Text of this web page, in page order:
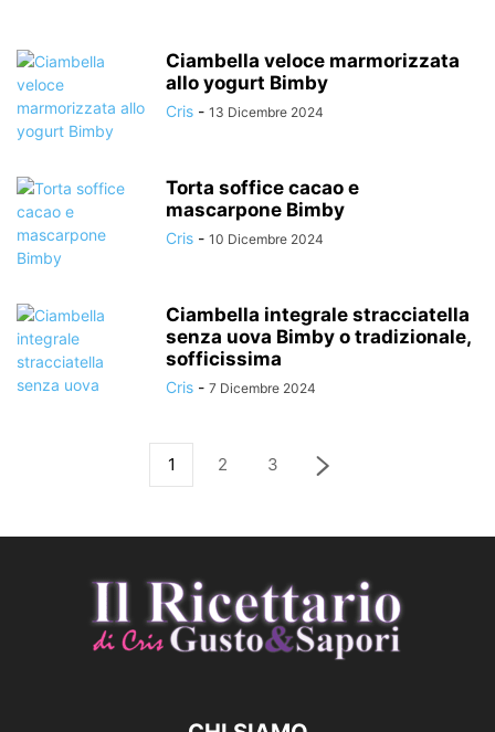
Ciambella veloce marmorizzata
allo yogurt Bimby
Cris - 13 Dicembre 2024
Torta soffice cacao e
mascarpone Bimby
Cris - 10 Dicembre 2024
Ciambella integrale stracciatella
senza uova Bimby o tradizionale,
sofficissima
Cris - 7 Dicembre 2024
1 2 3